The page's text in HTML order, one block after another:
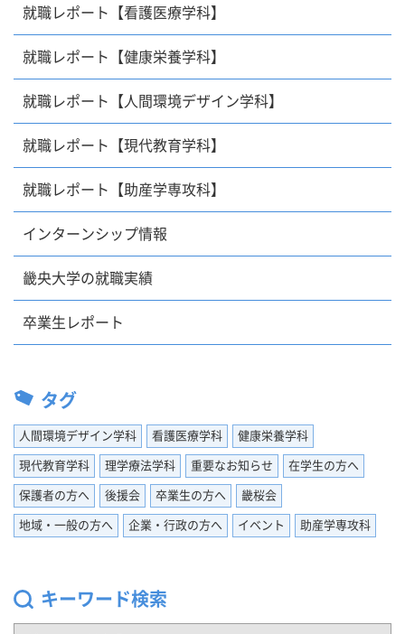
就職レポート【看護医療学科】
就職レポート【健康栄養学科】
就職レポート【人間環境デザイン学科】
就職レポート【現代教育学科】
就職レポート【助産学専攻科】
インターンシップ情報
畿央大学の就職実績
卒業生レポート
タグ
人間環境デザイン学科 看護医療学科 健康栄養学科
現代教育学科 理学療法学科 重要なお知らせ 在学生の方へ
保護者の方へ 後援会 卒業生の方へ 畿桜会
地域・一般の方へ 企業・行政の方へ イベント 助産学専攻科
キーワード検索